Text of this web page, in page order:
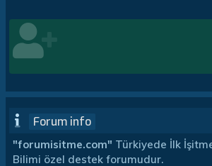
Forum info
"forumisitme.com" Türkiyede İlk
Bilimi özel destek forumudur.